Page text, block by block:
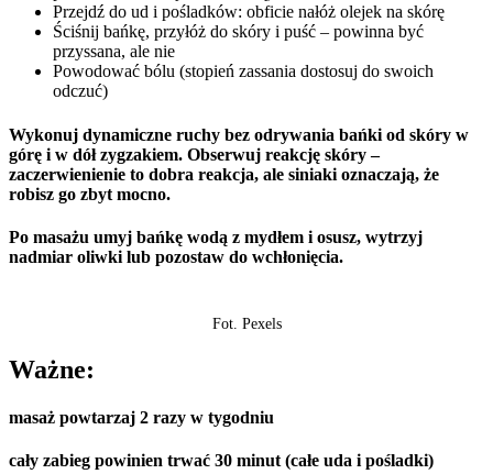
Przejdź do ud i pośladków: obficie nałóż olejek na skórę
Ściśnij bańkę, przyłóż do skóry i puść – powinna być
przyssana, ale nie
Powodować bólu (stopień zassania dostosuj do swoich
odczuć)
Wykonuj dynamiczne ruchy bez odrywania bańki od skóry w
górę i w dół zygzakiem. Obserwuj reakcję skóry –
zaczerwienienie to dobra reakcja, ale siniaki oznaczają, że
robisz go zbyt mocno.
Po masażu umyj bańkę wodą z mydłem i osusz, wytrzyj
nadmiar oliwki lub pozostaw do wchłonięcia.
Fot. Pexels
Ważne:
masaż powtarzaj 2 razy w tygodniu
cały zabieg powinien trwać 30 minut (całe uda i pośladki)